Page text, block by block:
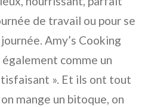
de travail ou pour se
Amy’s Cooking
comme un
». Et ils ont tout
mange un bitoque, on